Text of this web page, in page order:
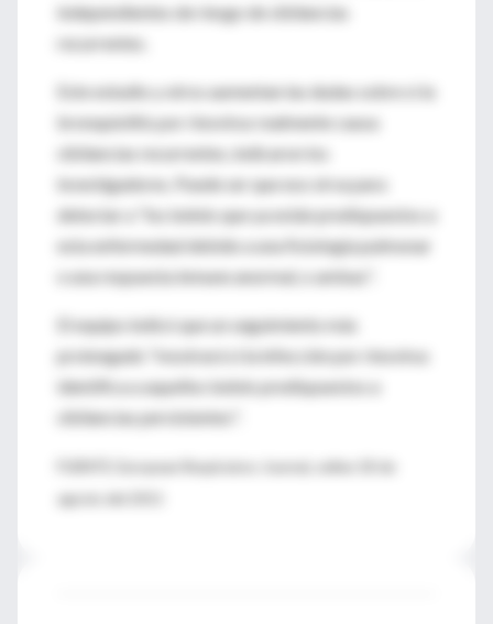
independientes de riesgo de sibilancias
recurrentes.
Este estudio y otros aumentan las dudas sobre si la
bronquiolitis por rinovirus realmente causa
sibilancias recurrentes, indicaron los
investigadores. Puede ser que eso sirva para
detectar a "los bebés que ya están predispuestos a
esta enfermedad debido a una fisiología pulmonar
o una respuesta inmune anormal, o ambas".
El equipo indicó que un seguimiento más
prolongado "mostrará si la infección por rinovirus
identifica a aquellos bebés predispuestos a
sibilancias persistentes".